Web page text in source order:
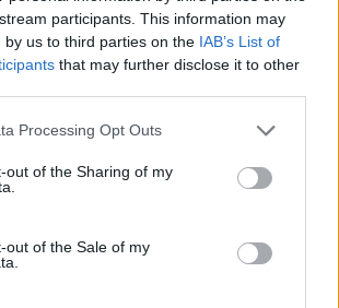
participants. This information may
by us to third parties on the IAB’s List of
that may further disclose it to other
Processing Opt Outs
out of the Sharing of my
out of the Sale of my
Ισραηλινό ΥΠΕΞ προς τουρίστες
στην Ελλάδα: «Κρύψτε ότι
ΣΉΜΕΡΑ